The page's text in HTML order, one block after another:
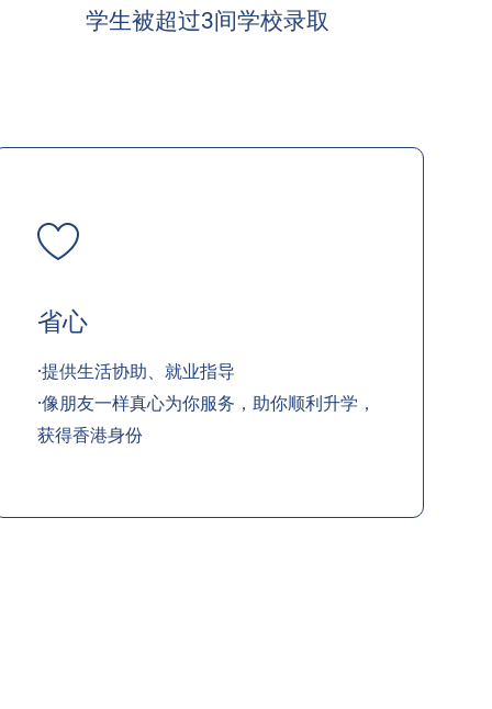
学生被超过3间学校录取
省心
·提供生活协助、就业指导
·像朋友一样真心为你服务，助你顺利升学，
获得香港身份